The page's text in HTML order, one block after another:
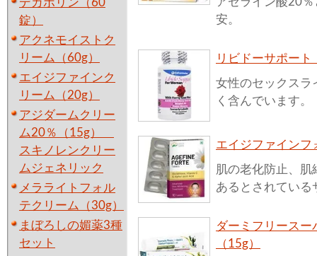
デカボリン（60
錠）
アクネモイストク
リーム（60g）
エイジファインク
リーム（20g）
アジダームクリー
ム20％（15g）
スキノレンクリー
ムジェネリック
メラライトフォル
テクリーム（30g）
まぼろしの媚薬3種
セット
安。
リビドーサポート
女性のセックスラ
く含んでいます。
エイジファインフ
肌の老化防止、
あるとされている
ダーミフリースー
（15g）